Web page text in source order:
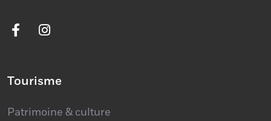
Tourisme
Patrimoine & culture